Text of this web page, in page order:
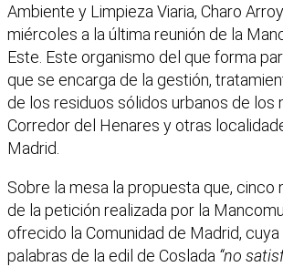
Ambiente y Limpieza Viaria, Charo
miércoles a la última reunión de la
Este. Este organismo del que forma
que se encarga de la gestión,
de los residuos sólidos urbanos de los
Corredor del Henares y otras
Madrid.
Sobre la mesa la propuesta que, cinco
de la petición realizada por la
ofrecido la Comunidad de Madrid,
palabras de la edil de Coslada “no